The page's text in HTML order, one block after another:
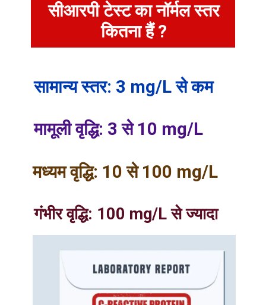
सीआरपी टेस्ट का नॉर्मल स्तर
कितना हैं ?
सामान्य स्तर: 3 mg/L से कम
मामूली वृद्धि: 3 से 10 mg/L
मध्यम वृद्धि: 10 से 100 mg/L
गंभीर वृद्धि: 100 mg/L से ज्यादा